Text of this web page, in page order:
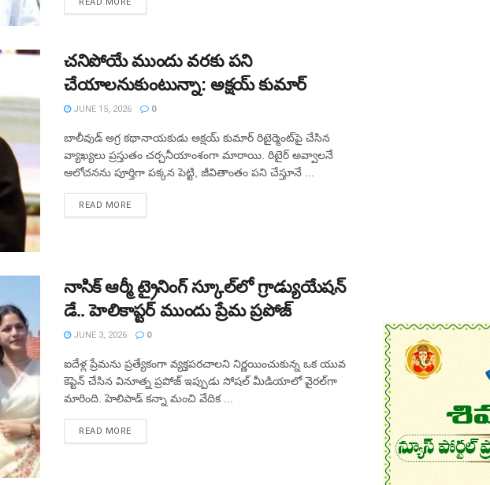
READ MORE
చనిపోయే ముందు వరకు పని
చేయాలనుకుంటున్నా: అక్షయ్‌ కుమార్‌
JUNE 15, 2026 0
బాలీవుడ్‌ అగ్ర కథానాయకుడు అక్షయ్‌ కుమార్‌ రిటైర్మెంట్‌పై చేసిన
వ్యాఖ్యలు ప్రస్తుతం చర్చనీయాంశంగా మారాయి. రిటైర్‌ అవ్వాలనే
ఆలోచనను పూర్తిగా పక్కన పెట్టి, జీవితాంతం పని చేస్తూనే ...
READ MORE
నాసిక్ ఆర్మీ ట్రైనింగ్ స్కూల్‌లో గ్రాడ్యుయేషన్
డే.. హెలికాప్టర్ ముందు ప్రేమ ప్రపోజ్
JUNE 3, 2026 0
ఐదేళ్ల ప్రేమను ప్రత్యేకంగా వ్యక్తపరచాలని నిర్ణయించుకున్న ఒక యువ
కెప్టెన్ చేసిన వినూత్న ప్రపోజ్ ఇప్పుడు సోషల్ మీడియాలో వైరల్‌గా
మారింది. హెలిపాడ్ కన్నా మంచి వేదిక ...
READ MORE